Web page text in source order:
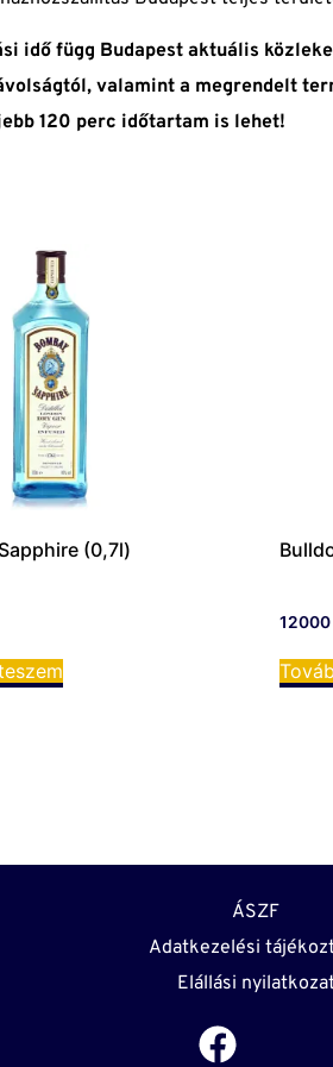
idő függ Budapest aktuális
valamint a megrendelt
120 perc időtartam is lehet!
(0,7l)
12000
ÁSZF
Adatkezelési
Elállási